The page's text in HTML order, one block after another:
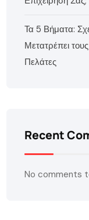
Τα 5 Βήματα:
Μετατρέπει
Πελάτες
Recent
No comments